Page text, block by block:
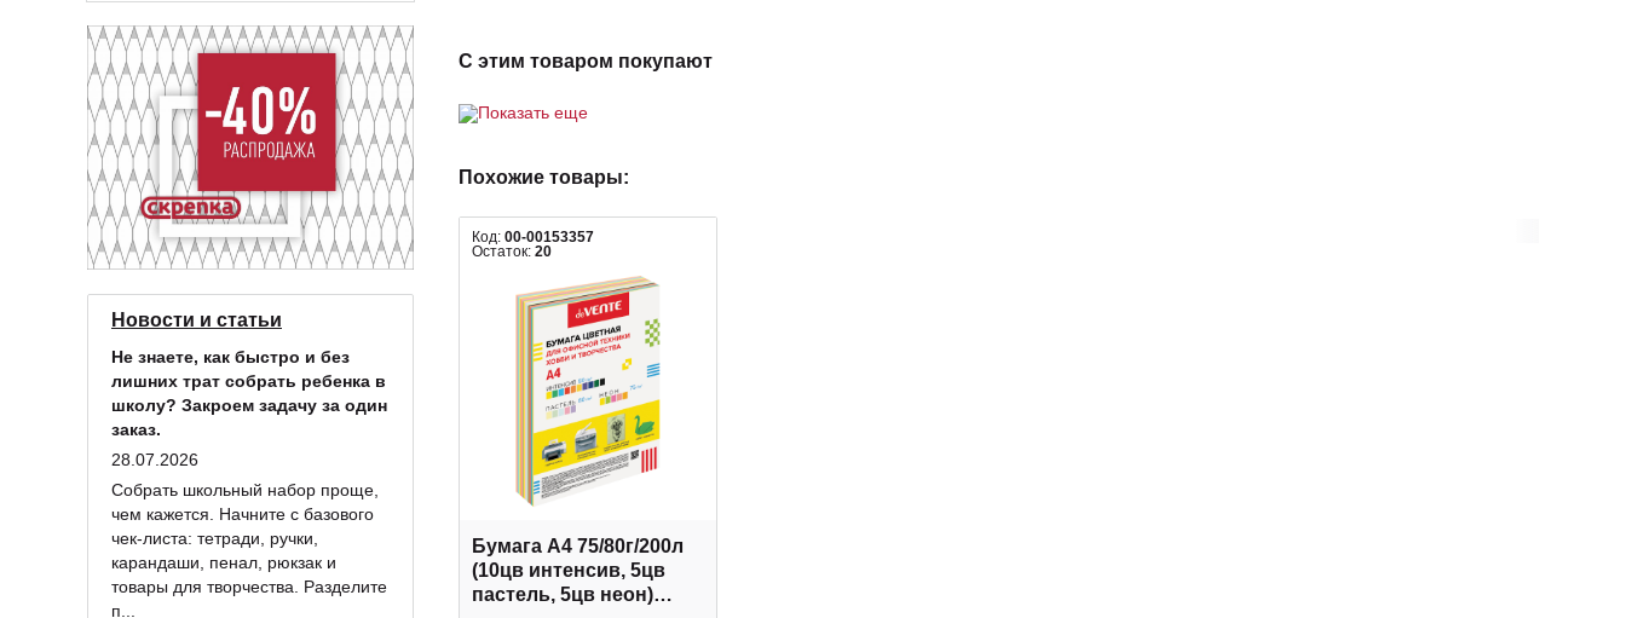
Новости и статьи
Не знаете, как быстро и без
лишних трат собрать ребенка в
школу? Закроем задачу за один
заказ.
28.07.2026
Собрать школьный набор проще,
чем кажется. Начните с базового
чек-листа: тетради, ручки,
карандаши, пенал, рюкзак и
товары для творчества. Разделите
п...
С этим товаром покупают
Показать еще
Похожие товары:
Код: 00-00153357
Остаток: 20
Бумага А4 75/80г/200л
(10цв интенсив, 5цв
пастель, 5цв неон)